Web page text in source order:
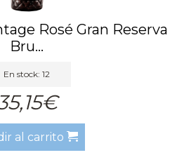
Rosé Gran Reserva
Bru...
En stock: 12
al carrito